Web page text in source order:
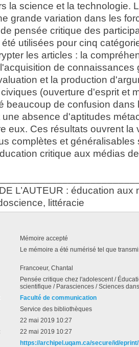
la science et la technologie.
grande variation dans les
pensée critique des
utilisées pour cinq
les articles : la
de connaissances
et la production
(ouverture d'esprit et
beaucoup de confusion dans
une absence d'aptitudes
eux. Ces résultats ouvrent la
complètes et généralisables
critique aux médias
L’AUTEUR : éducation aux
littéracie
Mémoire accepté
Le mémoire a été numérisé tel que
Francoeur, Chantal
Pensée critique chez l'adolescent /
scientifique / Parasciences / Sciences
Faculté de communication
Service des bibliothèques
22 mai 2019 10:27
22 mai 2019 10:27
https://archipel.uqam.ca/secure/id/